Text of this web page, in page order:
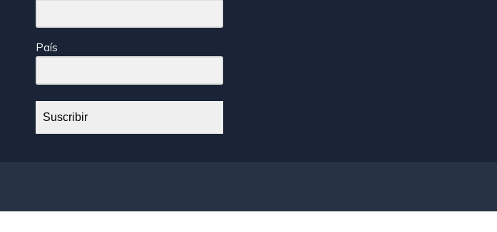
País
Suscribir